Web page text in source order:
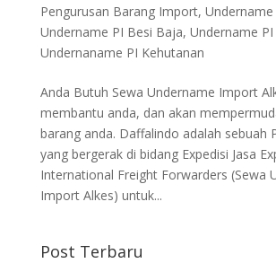
Pengurusan Barang Import,
Undername PI Besi Baja, Undername
Undernaname PI Kehutanan
Anda Butuh Sewa Undername Import
membantu anda, dan akan
barang anda. Daffalindo adalah sebuah
yang bergerak di bidang Expedisi Jasa
International Freight Forwarders (Sewa
Import Alkes) untuk...
Post Terbaru